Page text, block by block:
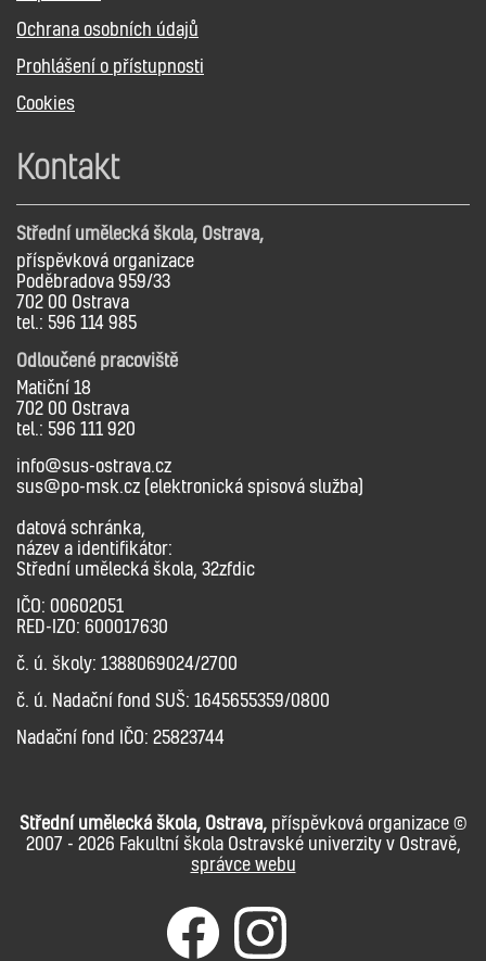
Ochrana osobních údajů
Prohlášení o přístupnosti
Cookies
Kontakt
Střední umělecká škola, Ostrava,
příspěvková organizace
Poděbradova 959/33
702 00 Ostrava
tel.: 596 114 985
Odloučené pracoviště
Matiční 18
702 00 Ostrava
tel.: 596 111 920
info@sus-ostrava.cz
sus@po-msk.cz (elektronická spisová služba)
datová schránka,
název a identifikátor:
Střední umělecká škola, 32zfdic
IČO: 00602051
RED-IZO: 600017630
č. ú. školy: 1388069024/2700
č. ú. Nadační fond SUŠ: 1645655359/0800
Nadační fond IČO: 25823744
Střední umělecká škola, Ostrava, příspěvková organizace ©
2007 - 2026 Fakultní škola Ostravské univerzity v Ostravě,
správce webu